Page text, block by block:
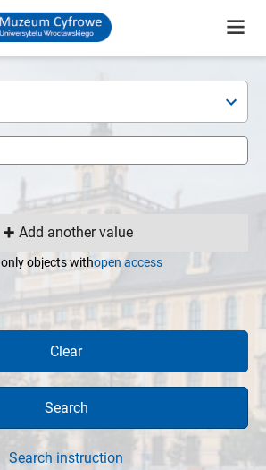
Add another value
only objects withopen access
Clear
Search
Search instruction